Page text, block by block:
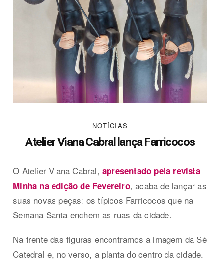
NOTÍCIAS
Atelier Viana Cabral lança Farricocos
O Atelier Viana Cabral,apresentado pela revista
Minha na edição de Fevereiro, acaba de lançar as
suas novas peças: os típicos Farricocos que na
Semana Santa enchem as ruas da cidade.
Na frente das figuras encontramos a imagem da Sé
Catedral e, no verso, a planta do centro da cidade.